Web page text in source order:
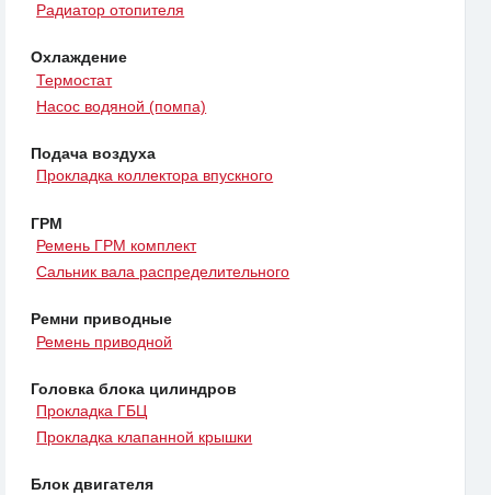
Радиатор отопителя
Охлаждение
Термостат
Насос водяной (помпа)
Подача воздуха
Прокладка коллектора впускного
ГРМ
Ремень ГРМ комплект
Сальник вала распределительного
Ремни приводные
Ремень приводной
Головка блока цилиндров
Прокладка ГБЦ
Прокладка клапанной крышки
Блок двигателя